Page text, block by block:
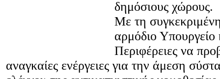
δημόσιους χώρους.
Με τη
αρμόδιο Υπουργείο
Περιφέρειες να
αναγκαίες ενέργειες για την άμεση